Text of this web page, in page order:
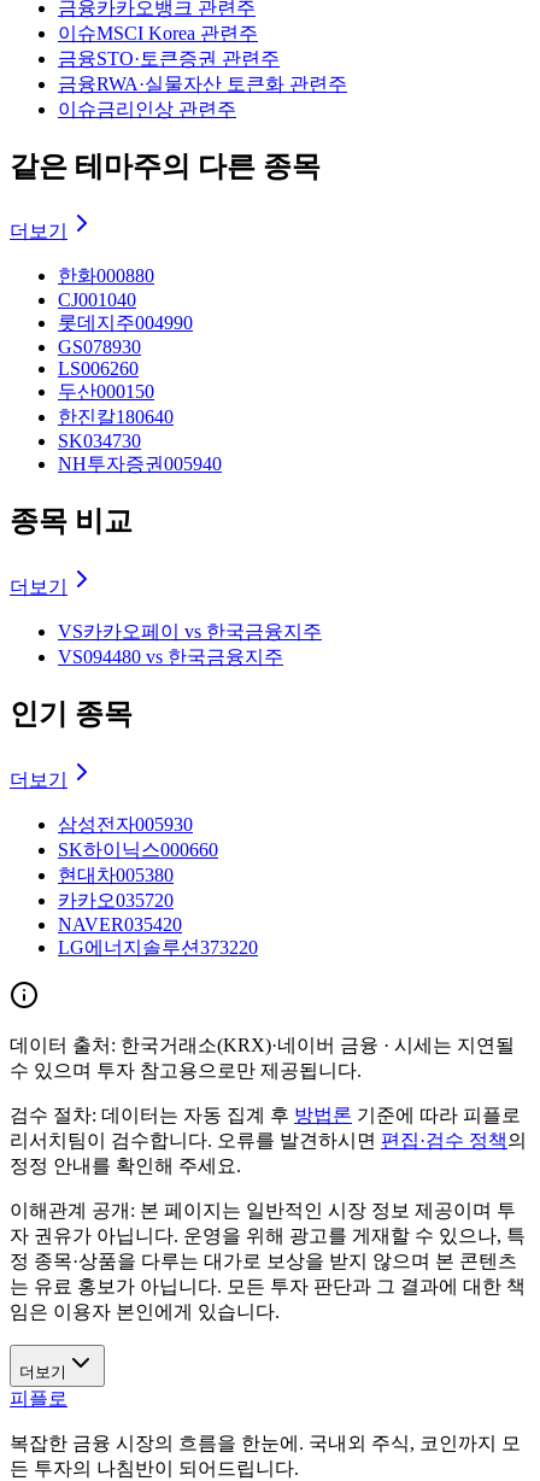
금융카카오뱅크 관련주
이슈MSCI Korea 관련주
금융STO·토큰증권 관련주
금융RWA·실물자산 토큰화 관련주
이슈금리인상 관련주
같은 테마주의 다른 종목
더보기
한화000880
CJ001040
롯데지주004990
GS078930
LS006260
두산000150
한진칼180640
SK034730
NH투자증권005940
종목 비교
더보기
VS카카오페이 vs 한국금융지주
VS094480 vs 한국금융지주
인기 종목
더보기
삼성전자005930
SK하이닉스000660
현대차005380
카카오035720
NAVER035420
LG에너지솔루션373220
데이터 출처: 한국거래소(KRX)·네이버 금융 · 시세는 지연될
수 있으며 투자 참고용으로만 제공됩니다.
검수 절차: 데이터는 자동 집계 후 방법론 기준에 따라 피플로
리서치팀이 검수합니다. 오류를 발견하시면 편집·검수 정책의
정정 안내를 확인해 주세요.
이해관계 공개: 본 페이지는 일반적인 시장 정보 제공이며 투
자 권유가 아닙니다. 운영을 위해 광고를 게재할 수 있으나, 특
정 종목·상품을 다루는 대가로 보상을 받지 않으며 본 콘텐츠
는 유료 홍보가 아닙니다. 모든 투자 판단과 그 결과에 대한 책
임은 이용자 본인에게 있습니다.
더보기
피플로
복잡한 금융 시장의 흐름을 한눈에. 국내외 주식, 코인까지 모
든 투자의 나침반이 되어드립니다.